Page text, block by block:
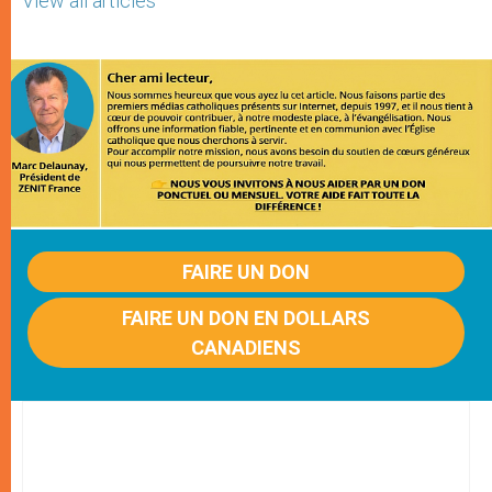
FAIRE UN DON
FAIRE UN DON EN DOLLARS
CANADIENS